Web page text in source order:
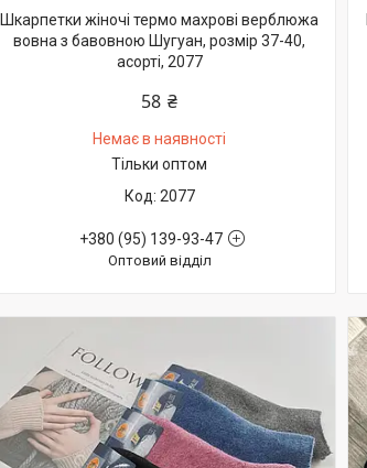
Шкарпетки жіночі термо махрові верблюжа
вовна з бавовною Шугуан, розмір 37-40,
асорті, 2077
58 ₴
Немає в наявності
Тільки оптом
2077
+380 (95) 139-93-47
Оптовий відділ